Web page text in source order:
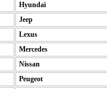
Hyundai
Jeep
Lexus
Mercedes
Nissan
Peugeot